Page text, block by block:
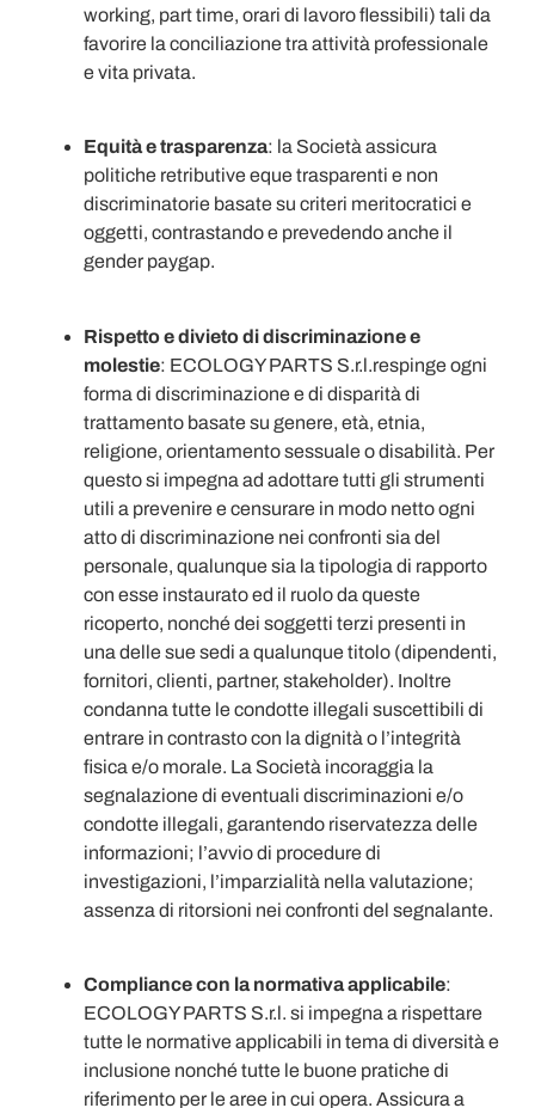
working, part time, orari di lavoro flessibili) tali da
favorire la conciliazione tra attività professionale
e vita privata.
Equità e trasparenza: la Società assicura
politiche retributive eque trasparenti e non
discriminatorie basate su criteri meritocratici e
oggetti, contrastando e prevedendo anche il
gender paygap.
Rispetto e divieto di discriminazione e
molestie: ECOLOGY PARTS S.r.l.respinge ogni
forma di discriminazione e di disparità di
trattamento basate su genere, età, etnia,
religione, orientamento sessuale o disabilità. Per
questo si impegna ad adottare tutti gli strumenti
utili a prevenire e censurare in modo netto ogni
atto di discriminazione nei confronti sia del
personale, qualunque sia la tipologia di rapporto
con esse instaurato ed il ruolo da queste
ricoperto, nonché dei soggetti terzi presenti in
una delle sue sedi a qualunque titolo (dipendenti,
fornitori, clienti, partner, stakeholder). Inoltre
condanna tutte le condotte illegali suscettibili di
entrare in contrasto con la dignità o l’integrità
fisica e/o morale. La Società incoraggia la
segnalazione di eventuali discriminazioni e/o
condotte illegali, garantendo riservatezza delle
informazioni; l’avvio di procedure di
investigazioni, l’imparzialità nella valutazione;
assenza di ritorsioni nei confronti del segnalante.
Compliance con la normativa applicabile:
ECOLOGY PARTS S.r.l. si impegna a rispettare
tutte le normative applicabili in tema di diversità e
inclusione nonché tutte le buone pratiche di
riferimento per le aree in cui opera. Assicura a